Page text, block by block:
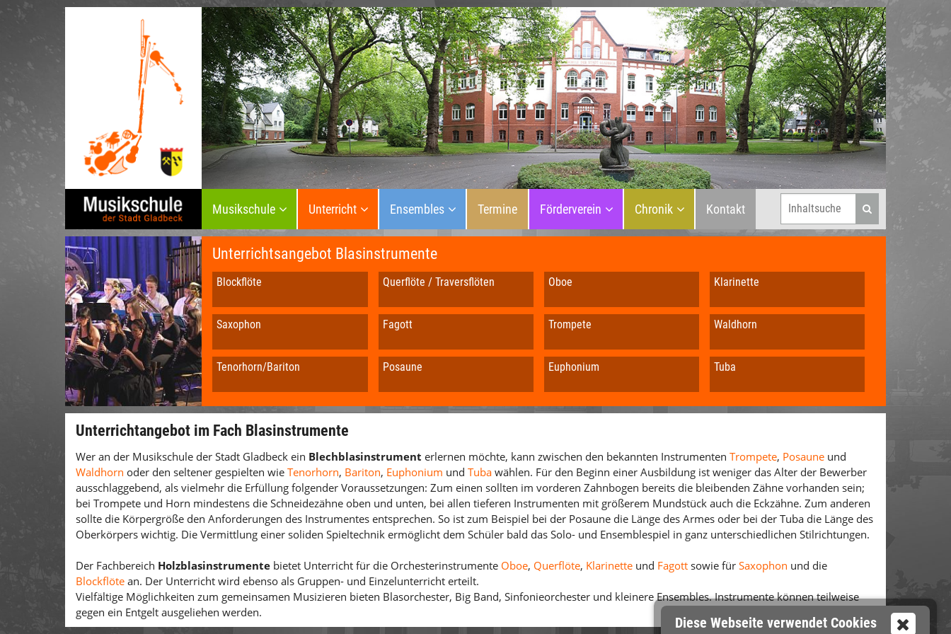
Musikschule Unterricht Ensembles Termine Förderverein Chronik Kontakt
Unterrichtsangebot Blasinstrumente
Blockflöte Querflöte / Traversflöten Oboe Klarinette
Saxophon Fagott Trompete Waldhorn
Tenorhorn/Bariton Posaune Euphonium Tuba
Unterrichtangebot im Fach Blasinstrumente
Wer an der Musikschule der Stadt Gladbeck ein Blechblasinstrument erlernen möch­te, kann zwischen den bekannten Instrumenten Trompete, Posaune und
Waldhorn oder den seltener gespielten wie Tenorhorn, Bariton, Euphonium und Tuba wählen. Für den Beginn einer Ausbildung ist weniger das Alter der Bewerber
ausschlaggebend, als vielmehr die Erfüllung folgender Voraussetzungen: Zum einen sollten im vorderen Zahnbogen bereits die bleibenden Zähne vorhanden sein;
bei Trompete und Horn min­destens die Schneidezähne oben und unten, bei allen tie­fe­ren Instrumenten mit größerem Mundstück auch die Eckzähne. Zum anderen
sollte die Körpergröße den Anforderungen des Ins­trumentes entsprechen. So ist zum Beispiel bei der Posau­ne die Länge des Armes oder bei der Tuba die Länge des
Oberkörpers wichtig. Die Vermittlung einer soliden Spieltechnik ermöglicht dem Schü­ler bald das Solo- und Ensemblespiel in ganz unterschiedli­chen Stilrichtungen.
Der Fachbereich Holzblasinstrumente bietet Unterricht für die Orchesterinstrumente Oboe, Querflöte, Klarinette und Fagott sowie für Saxophon und die
Blockflöte an. Der Unterricht wird ebenso als Gruppen- und Einzelunterricht erteilt.
Vielfältige Möglichkeiten zum gemeinsamen Musizieren bieten Blasorchester, Big Band, Sinfonieorchester und kleinere Ensembles. Instrumente können teilweise
gegen ein Entgelt ausgeliehen werden.
Diese Webseite verwendet Cookies